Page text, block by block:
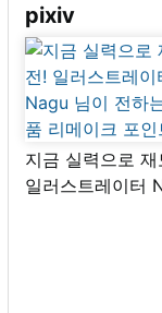
pixiv
지금 실력으로 재
일러스트레이터